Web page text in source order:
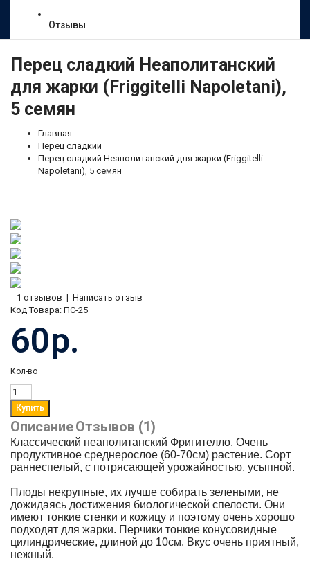
Отзывы
Перец сладкий Неаполитанский
для жарки (Friggitelli Napoletani),
5 семян
Главная
Перец сладкий
Перец сладкий Неаполитанский для жарки (Friggitelli
Napoletani), 5 семян
1 отзывов | Написать отзыв
Код Товара: ПС-25
60р.
Кол-во
ОписаниеОтзывов (1)
Классический неаполитанский Фригителло. Очень
продуктивное среднерослое (60-70см) растение. Сорт
раннеспелый, с потрясающей урожайностью, усыпной.
Плоды некрупные, их лучше собирать зелеными, не
дожидаясь достижения биологической спелости. Они
имеют тонкие стенки и кожицу и поэтому очень хорошо
подходят для жарки. Перчики тонкие конусовидные
цилиндрические, длиной до 10см. Вкус очень приятный,
нежный.